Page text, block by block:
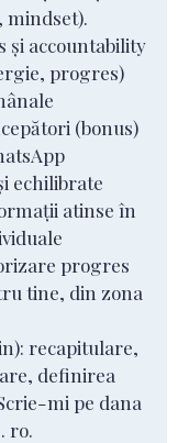
mindset).
și accountability
progres)
(bonus)
echilibrate
atinse în
progres
tine, din zona
recapitulare,
definirea
mi pe dana
ro.